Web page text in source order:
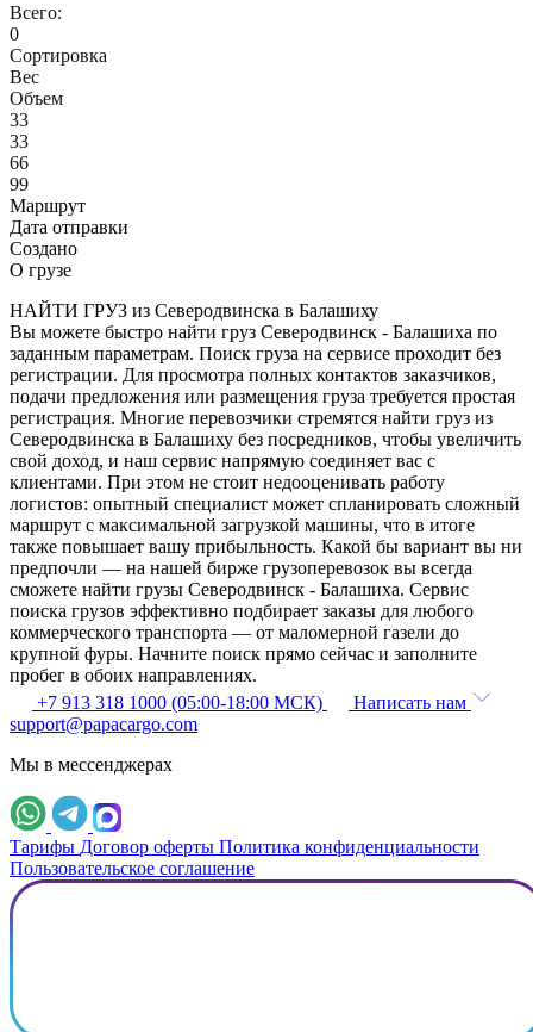
Всего:
0
Сортировка
Вес
Объем
33
33
66
99
Маршрут
Дата отправки
Создано
О грузе
НАЙТИ ГРУЗ из Северодвинска в Балашиху
Вы можете быстро найти груз Северодвинск - Балашиха по
заданным параметрам. Поиск груза на сервисе проходит без
регистрации. Для просмотра полных контактов заказчиков,
подачи предложения или размещения груза требуется простая
регистрация. Многие перевозчики стремятся найти груз из
Северодвинска в Балашиху без посредников, чтобы увеличить
свой доход, и наш сервис напрямую соединяет вас с
клиентами. При этом не стоит недооценивать работу
логистов: опытный специалист может спланировать сложный
маршрут с максимальной загрузкой машины, что в итоге
также повышает вашу прибыльность. Какой бы вариант вы ни
предпочли — на нашей бирже грузоперевозок вы всегда
сможете найти грузы Северодвинск - Балашиха. Сервис
поиска грузов эффективно подбирает заказы для любого
коммерческого транспорта — от маломерной газели до
крупной фуры. Начните поиск прямо сейчас и заполните
пробег в обоих направлениях.
+7 913 318 1000 (05:00-18:00 МСК)
Написать нам
support@papacargo.com
Мы в мессенджерах
Тарифы Договор оферты Политика конфиденциальности
Пользовательское соглашение